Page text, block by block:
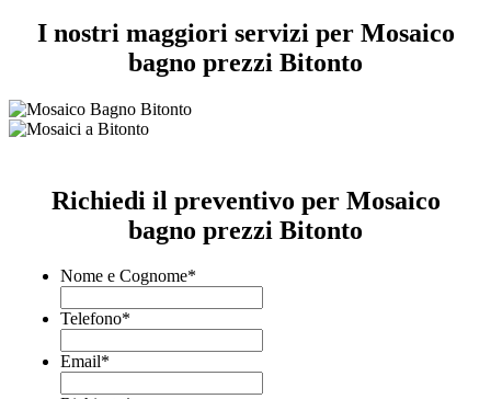
I nostri maggiori servizi per Mosaico
bagno prezzi Bitonto
Richiedi il preventivo per Mosaico
bagno prezzi Bitonto
Nome e Cognome*
Telefono*
Email*